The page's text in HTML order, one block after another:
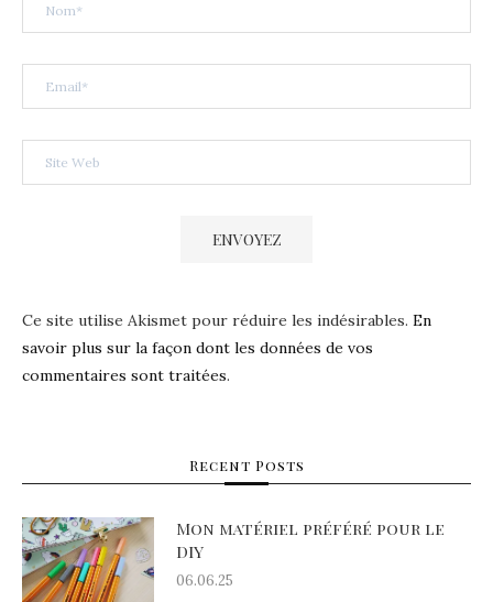
Ce site utilise Akismet pour réduire les indésirables. En
savoir plus sur la façon dont les données de vos
commentaires sont traitées.
Recent Posts
Mon matériel préféré pour le
DIY
06.06.25